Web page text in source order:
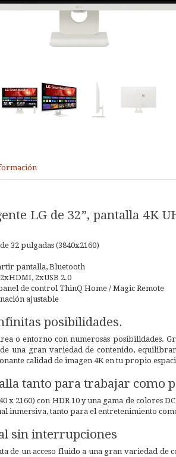
LG de 32”, pantalla 4K
32 pulgadas (3840x2160)
pantalla, Bluetooth
2xUSB 2.0
de control ThinQ Home / Magic Remote
ajustable
posibilidades.
o entorno con numerosas posibilidades.
una gran variedad de contenido,
calidad de imagen 4K en tu propio
tanto para trabajar como
x 2160) con HDR 10 y una gama de colores
inmersiva, tanto para el entretenimiento
sin interrupciones
de un acceso fluido a una gran variedad